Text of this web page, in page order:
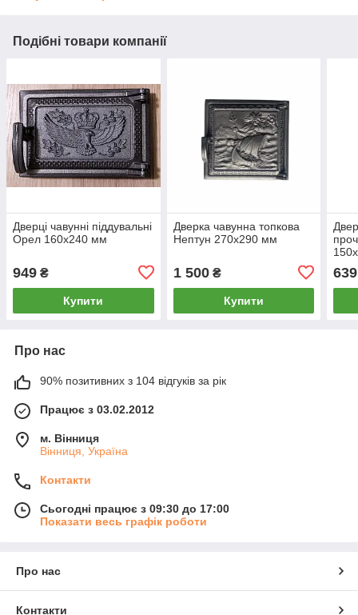
Подібні товари компанії
Дверці чавунні піддувальні
Орел 160х240 мм
949 ₴
Купити
Дверка чавунна топкова
Нептун 270х290 мм
1 500₴
Купити
639
Про нас
90% позитивних з 104 відгуків за рік
Працює з 03.02.2012
м. Вінниця
Вінниця, Україна
Контакти
Сьогодні працює з 09:30 до 17:00
Показати весь графік роботи
Про нас
Контакти